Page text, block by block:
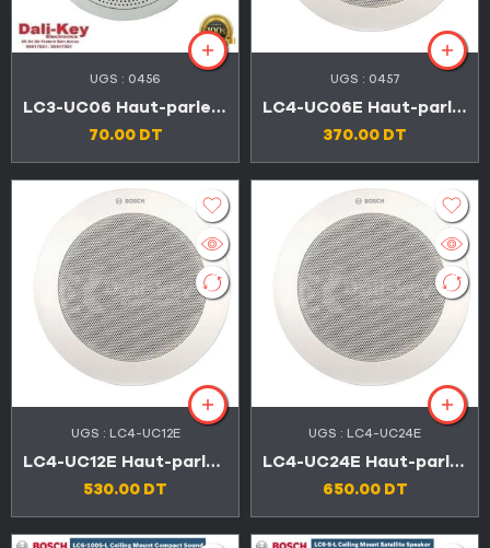
UGS : 0456
LC3-UC06 Haut-parleur de plafond BOSCH 6 W
70.00 DT
UGS : 0457
LC4-UC06E Haut-parleur de plafond BOSCH 6 W
370.00 DT
UGS : LC4-UC12E
LC4-UC12E Haut-parleur de plafond BOSCH 12 W
530.00 DT
UGS : LC4-UC24E
LC4-UC24E Haut-parleur de plafond BOSCH 24 W
650.00 DT